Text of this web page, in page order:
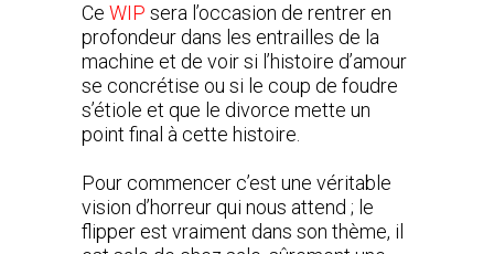
Ce WIP sera l’occasion de rentrer en
profondeur dans les entrailles de la
machine et de voir si l’histoire d’amour
se concrétise ou si le coup de foudre
s’étiole et que le divorce mette un
point final à cette histoire.
Pour commencer c’est une véritable
vision d’horreur qui nous attend ; le
flipper est vraiment dans son thème, il